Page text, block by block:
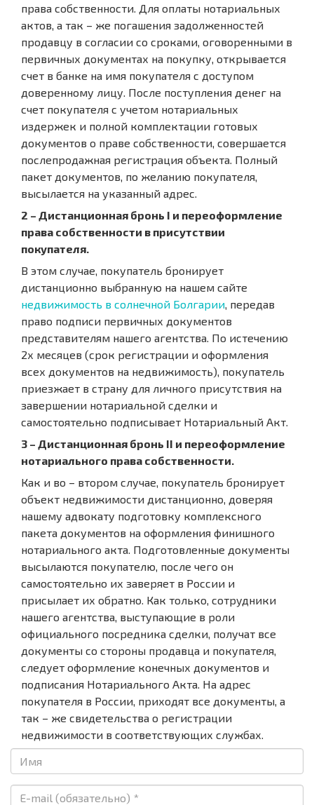
права собственности. Для оплаты нотариальных
актов, а так – же погашения задолженностей
продавцу в согласии со сроками, оговоренными в
первичных документах на покупку, открывается
счет в банке на имя покупателя с доступом
доверенному лицу. После поступления денег на
счет покупателя с учетом нотариальных
издержек и полной комплектации готовых
документов о праве собственности, совершается
послепродажная регистрация объекта. Полный
пакет документов, по желанию покупателя,
высылается на указанный адрес.
2 – Дистанционная бронь I и переоформление
права собственности в присутствии
покупателя.
В этом случае, покупатель бронирует
дистанционно выбранную на нашем сайте
недвижимость в солнечной Болгарии, передав
право подписи первичных документов
представителям нашего агентства. По истечению
2х месяцев (срок регистрации и оформления
всех документов на недвижимость), покупатель
приезжает в страну для личного присутствия на
завершении нотариальной сделки и
самостоятельно подписывает Нотариальный Акт.
3 – Дистанционная бронь II и переоформление
нотариального права собственности.
Как и во – втором случае, покупатель бронирует
объект недвижимости дистанционно, доверяя
нашему адвокату подготовку комплексного
пакета документов на оформления финишного
нотариального акта. Подготовленные документы
высылаются покупателю, после чего он
самостоятельно их заверяет в России и
присылает их обратно. Как только, сотрудники
нашего агентства, выступающие в роли
официального посредника сделки, получат все
документы со стороны продавца и покупателя,
следует оформление конечных документов и
подписания Нотариального Акта. На адрес
покупателя в России, приходят все документы, а
так – же свидетельства о регистрации
недвижимости в соответствующих службах.